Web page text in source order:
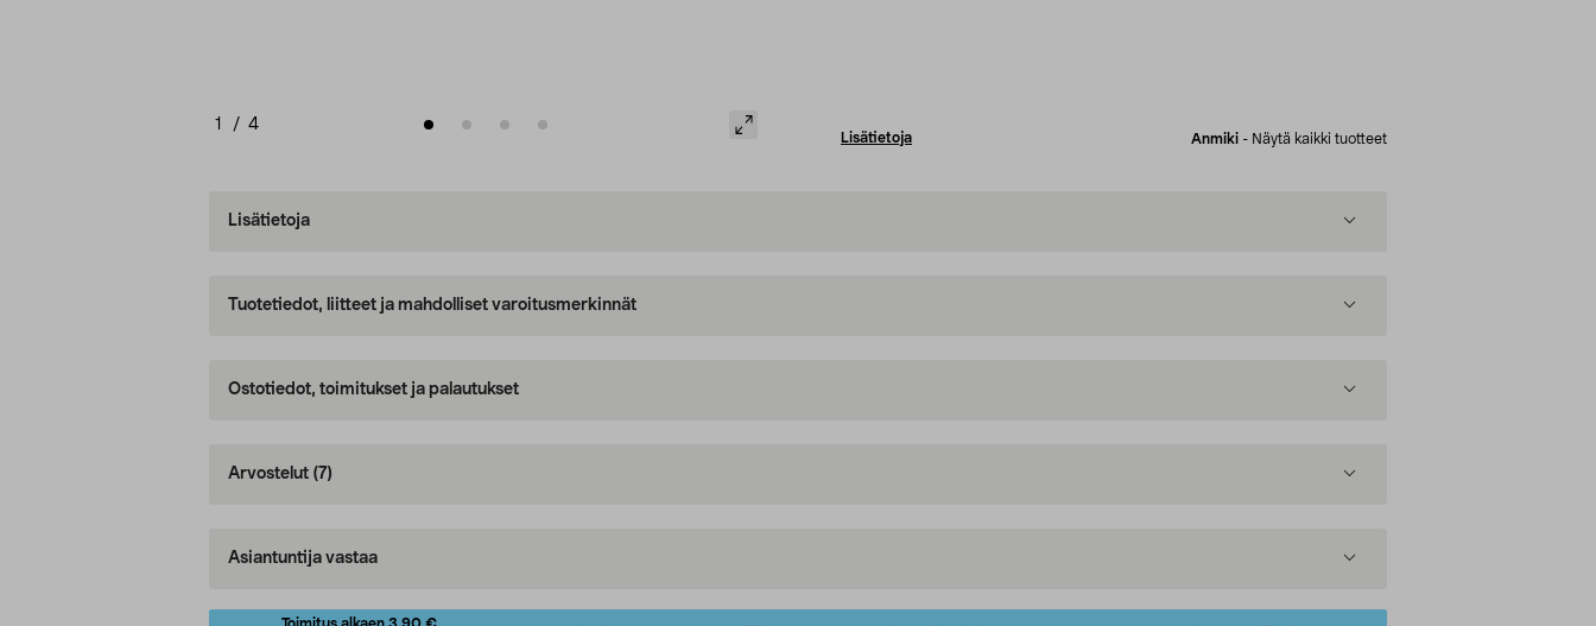
1 / 4
Lisätietoja Anmiki - Näytä kaikki tuotteet
Lisätietoja
Tuotetiedot, liitteet ja mahdolliset varoitusmerkinnät
Ostotiedot, toimitukset ja palautukset
Arvostelut (7)
Asiantuntija vastaa